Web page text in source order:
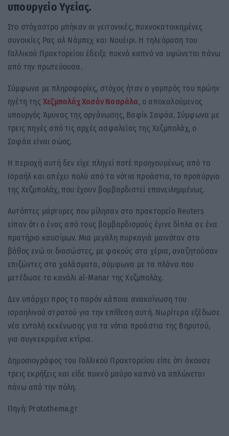
υπουργείο Υγείας.
Στο στόχαστρο μπήκαν οι γειτονικές, πυκνοκατοικημένες
συνοικίες Ρας αλ Νάμπεχ και Νουέιρι. Η τηλεόραση του
Γαλλικού Πρακτορείου έδειξε πυκνό καπνό να υψώνεται πάνω
από την πρωτεύουσα.
Σύμφωνα με πληροφορίες, στόχος ήταν ο γαμπρός του πρώην
ηγέτη της ΧεζμπολάχΧασάν Νασράλα, ο αποκαλούμενος
υπουργός Άμυνας της οργάνωσης, Βαφίκ Σαφάα. Σύμφωνα με
τρεις πηγές από τις αρχές ασφαλείας της Χεζμπολάχ, ο
Σαφάα είναι σώος.
Η περιοχή αυτή δεν είχε πληγεί ποτέ προηγουμένως από το
Ισραήλ και απέχει πολύ από τα νότια προάστια, το προπύργιο
της Χεζμπολάχ, που έχουν βομβαρδιστεί επανειλημμένως.
Αυτόπτες μάρτυρες που μίλησαν στο πρακτορείο Reuters
είπαν ότι ο ένας από τους βομβαρδισμούς έγινε δίπλα σε ένα
πρατήριο καυσίμων. Μια μεγάλη πυρκαγιά μαινόταν στο
βάθος ενώ οι διασώστες, με φακούς στα χέρια, αναζητούσαν
επιζώντες στα χαλάσματα, σύμφωνα με τα πλάνα που
μετέδωσε το κανάλι al-Manar της Χεζμπολάχ.
Δεν υπάρχει προς το παρόν κάποια ανακοίνωση του
ισραηλινού στρατού για την επίθεση αυτή. Νωρίτερα εξέδωσε
νέα εντολή εκκένωσης για τα νότια προάστια της Βηρυτού,
για συγκεκριμένα κτίρια.
Δημοσιογράφος του Γαλλικού Πρακτορείου είπε ότι άκουσε
τρεις εκρήξεις και είδε πυκνό μαύρο καπνό να απλώνεται
πάνω από την πόλη.
Πηγή: Protothema.gr